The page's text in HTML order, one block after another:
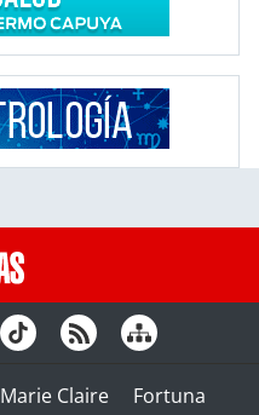
Marie Claire Fortuna